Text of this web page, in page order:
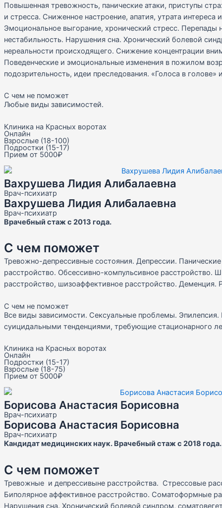
Повышенная тревожность, панические атаки, приступы
и стресса. Сниженное настроение, апатия, утрата интереса
Эмоциональное выгорание, хронический стресс. Перепады
нестабильность. Нарушения сна. Хронический болевой
нереальности происходящего. Снижение концентрации
Поведенческие и эмоциональные изменения в пожилом
подозрительность, идеи преследования. «Голоса в голове»
С чем не поможет
Любые виды зависимостей.
Клиника на Красных воротах
Онлайн
Взрослые (18-100)
Подростки (15-17)
Прием от 5000₽
Вахрушева Лидия Алибалаевна
Врач-психиатр
Вахрушева Лидия Алибалаевна
Врач-психиатр
Врачебный стаж с 2013 года.
С чем поможет
Тревожно-депрессивные состояния. Депрессии.
расстройство. Обсессивно-компульсивное расстройство.
расстройство, шизоаффективное расстройство. Деменция.
С чем не поможет
Все виды зависимости. Сексуальные проблемы.
суицидальными тенденциями, требующие стационарного
Клиника на Красных воротах
Онлайн
Подростки (15-17)
Взрослые (18-75)
Прием от 5000₽
Борисова Анастасия Борисовна
Врач-психиатр
Борисова Анастасия Борисовна
Врач-психиатр
Кандидат медицинских наук. Врачебный стаж с 2018 года.
С чем поможет
Тревожные и депрессивыне расстройства. Стрессовые
Биполярное аффективное расстройство. Соматоформные
Нарушения сна. Хронический болевой синдром,